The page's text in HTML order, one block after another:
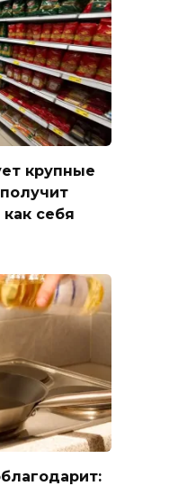
крупные
себя